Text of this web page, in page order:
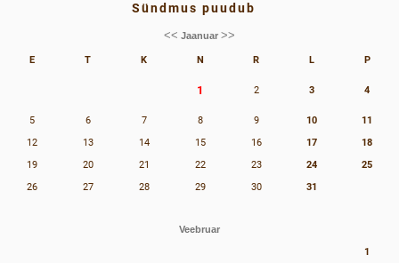
Sündmus puudub
<< Jaanuar >>
E T K N R L P
1 2 3 4
5 6 7 8 9 10
11
12
13 14 15 16 17
18
19
20 21 22 23 24
25
26
27 28 29 30 31
Veebruar
1